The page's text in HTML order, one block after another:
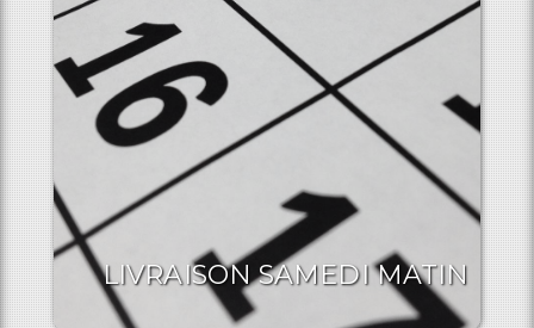
LIVRAISON SAMEDI MATIN